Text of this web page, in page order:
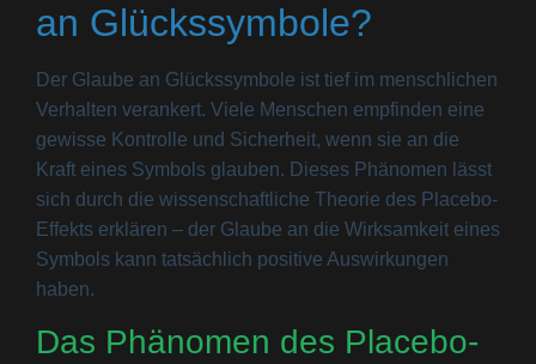
an Glückssymbole?
Der Glaube an Glückssymbole ist tief im menschlichen
Verhalten verankert. Viele Menschen empfinden eine
gewisse Kontrolle und Sicherheit, wenn sie an die
Kraft eines Symbols glauben. Dieses Phänomen lässt
sich durch die wissenschaftliche Theorie des Placebo-
Effekts erklären – der Glaube an die Wirksamkeit eines
Symbols kann tatsächlich positive Auswirkungen
haben.
Das Phänomen des Placebo-